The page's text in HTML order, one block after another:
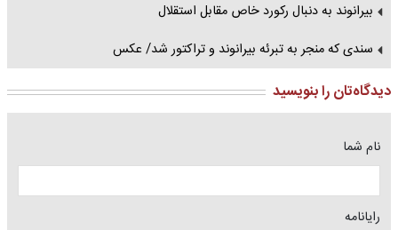
بیرانوند به دنبال رکورد خاص مقابل استقلال
سندی که منجر به تبرئه بیرانوند و تراکتور شد/ عکس
دیدگاه‌تان را بنویسید
نام شما
رایانامه